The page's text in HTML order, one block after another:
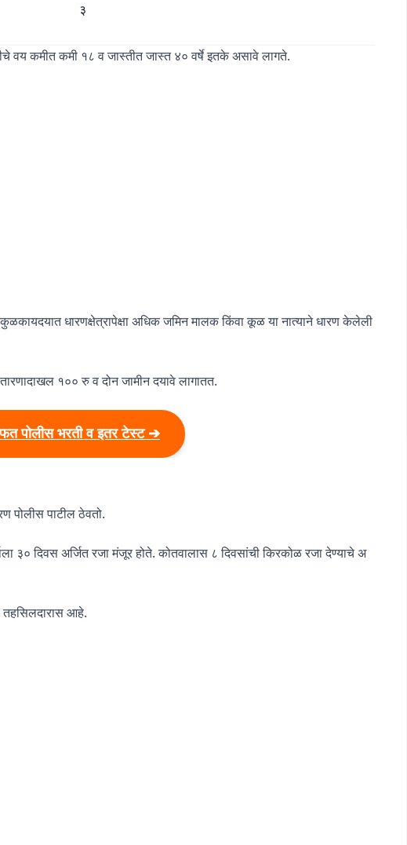
३
वय कमीत कमी १८ व जास्तीत जास्त ४० वर्षे इतके असावे लागते.
धारणक्षेत्रापेक्षा अधिक जमिन मालक किंवा कूळ या नात्याने धारण केलेली
१०० रु व दोन जामीन दयावे लागातत.
पोलीस भरती व इतर टेस्ट ➔
पोलीस पाटील ठेवतो.
३० दिवस अर्जित रजा मंजूर होते. कोतवालास ८ दिवसांची किरकोळ रजा देण्याचे अ
तहसिलदारास आहे.